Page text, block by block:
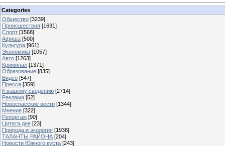
Categories
Общество [3239]
Происшествия [1631]
Спорт [1568]
Афиша [500]
Культура [961]
Экономика [1057]
Авто [1263]
Криминал [1371]
Образование [835]
Видео [547]
Пресса [359]
К вашему сведению [2714]
Реклама [52]
Новоспасские вести [1344]
Мнение [322]
Репортаж [90]
Цитата дня [23]
Природа и экология [1938]
ТАЛАНТЫ РАЙОНА [204]
Новости Южного куста [243]